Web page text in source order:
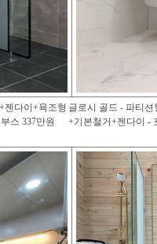
젠다이+욕조형
스 337만원
글로시 골드 - 파티
+기본철거+젠다이 -